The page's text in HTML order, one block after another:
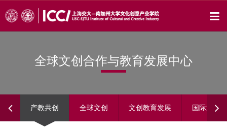
全球文创合作与教育发展中心
产教共创 全球文创 文创教育发展 国际策展